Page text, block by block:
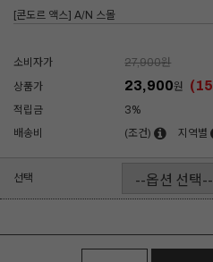
[콘도르 액스] A/N 스몰
소비자가 27,900원
상품가
23,900원 (15
적립금
3%
배송비
(조건) 지역별
선택